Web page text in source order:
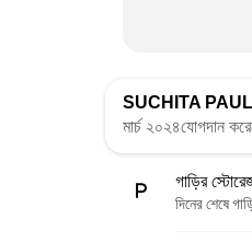
SUCHITA PAUL
মার্চ ২০২৪যোগদান
গাড়ির
দিনের শেষে